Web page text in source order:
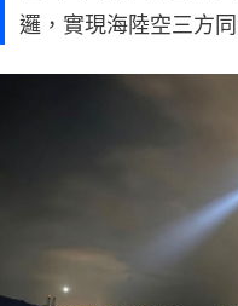
邏，實現海陸空三方同